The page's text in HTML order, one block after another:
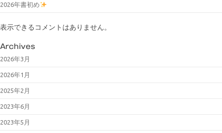
2026年書初め
表示できるコメントはありません。
Archives
2026年3月
2026年1月
2025年2月
2023年6月
2023年5月